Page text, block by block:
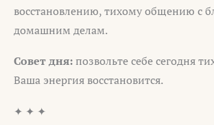
восстановлению, тихому общению с
домашним делам.
Совет дня: позвольте себе сегодня
Ваша энергия восстановится.
✦ ✦ ✦